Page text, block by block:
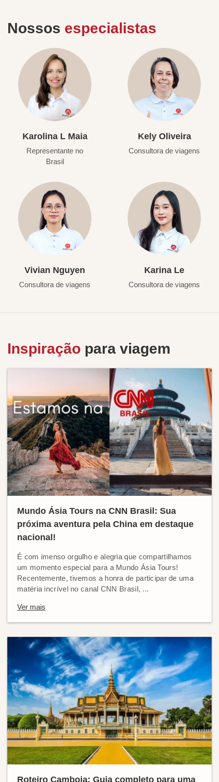
Nossos especialistas
Karolina L Maia
Representante no
Brasil
Kely Oliveira
Consultora de viagens
Vivian Nguyen
Consultora de viagens
Karina Le
Consultora de viagens
Inspiração para viagem
Mundo Ásia Tours na CNN Brasil: Sua
próxima aventura pela China em destaque
nacional!
É com imenso orgulho e alegria que compartilhamos
um momento especial para a Mundo Ásia Tours!
Recentemente, tivemos a honra de participar de uma
matéria incrível no canal CNN Brasil, ...
Ver mais
Roteiro Camboja: Guia completo para uma